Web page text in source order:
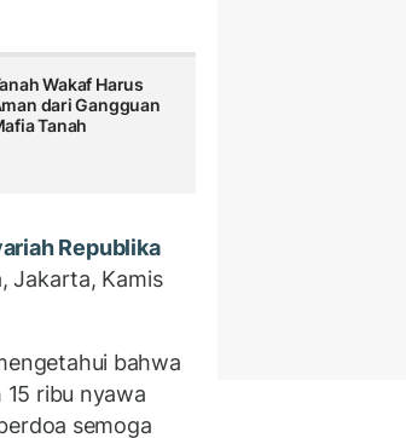
Wakaf Harus
dari Gangguan
Tanah
Republika
Jakarta, Kamis
bahwa
ribu nyawa
semoga